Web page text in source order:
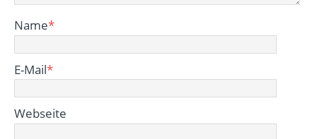
Name*
E-Mail*
Webseite